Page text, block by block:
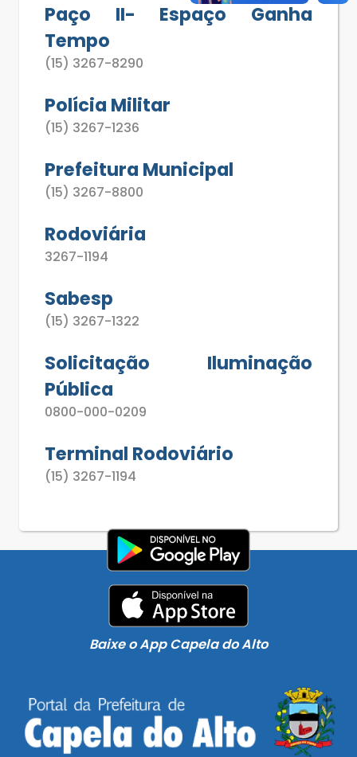
Paço II- Espaço Ganha
Tempo
(15) 3267-8290
Polícia Militar
(15) 3267-1236
Prefeitura Municipal
(15) 3267-8800
Rodoviária
3267-1194
Sabesp
(15) 3267-1322
Solicitação Iluminação
Pública
0800-000-0209
Terminal Rodoviário
(15) 3267-1194
Baixe o App Capela do Alto